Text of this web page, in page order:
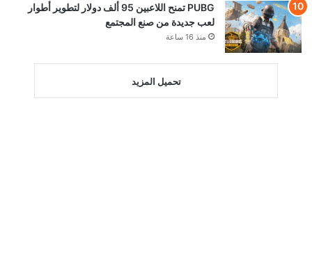
PUBG تمنح اللاعبين 95 ألف دولار لتطوير أطوار
لعب جديدة من صنع المجتمع
منذ 16 ساعة
تحميل المزيد